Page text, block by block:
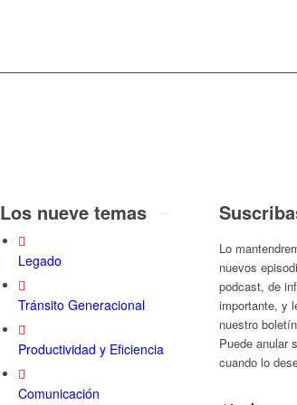
Los nueve temas
Legado
Tránsito Generacional
Productividad y Eficiencia
Comunicación
Lo
nuevos
podcast, de
importante, y
nuestro
Puede anular
cuando lo